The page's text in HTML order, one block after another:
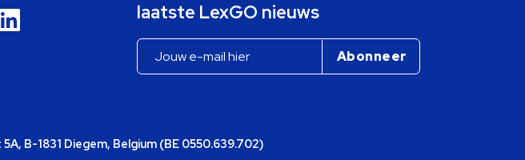
laatste LexGO nieuws
B-1831 Diegem, Belgium (BE 0550.639.702)